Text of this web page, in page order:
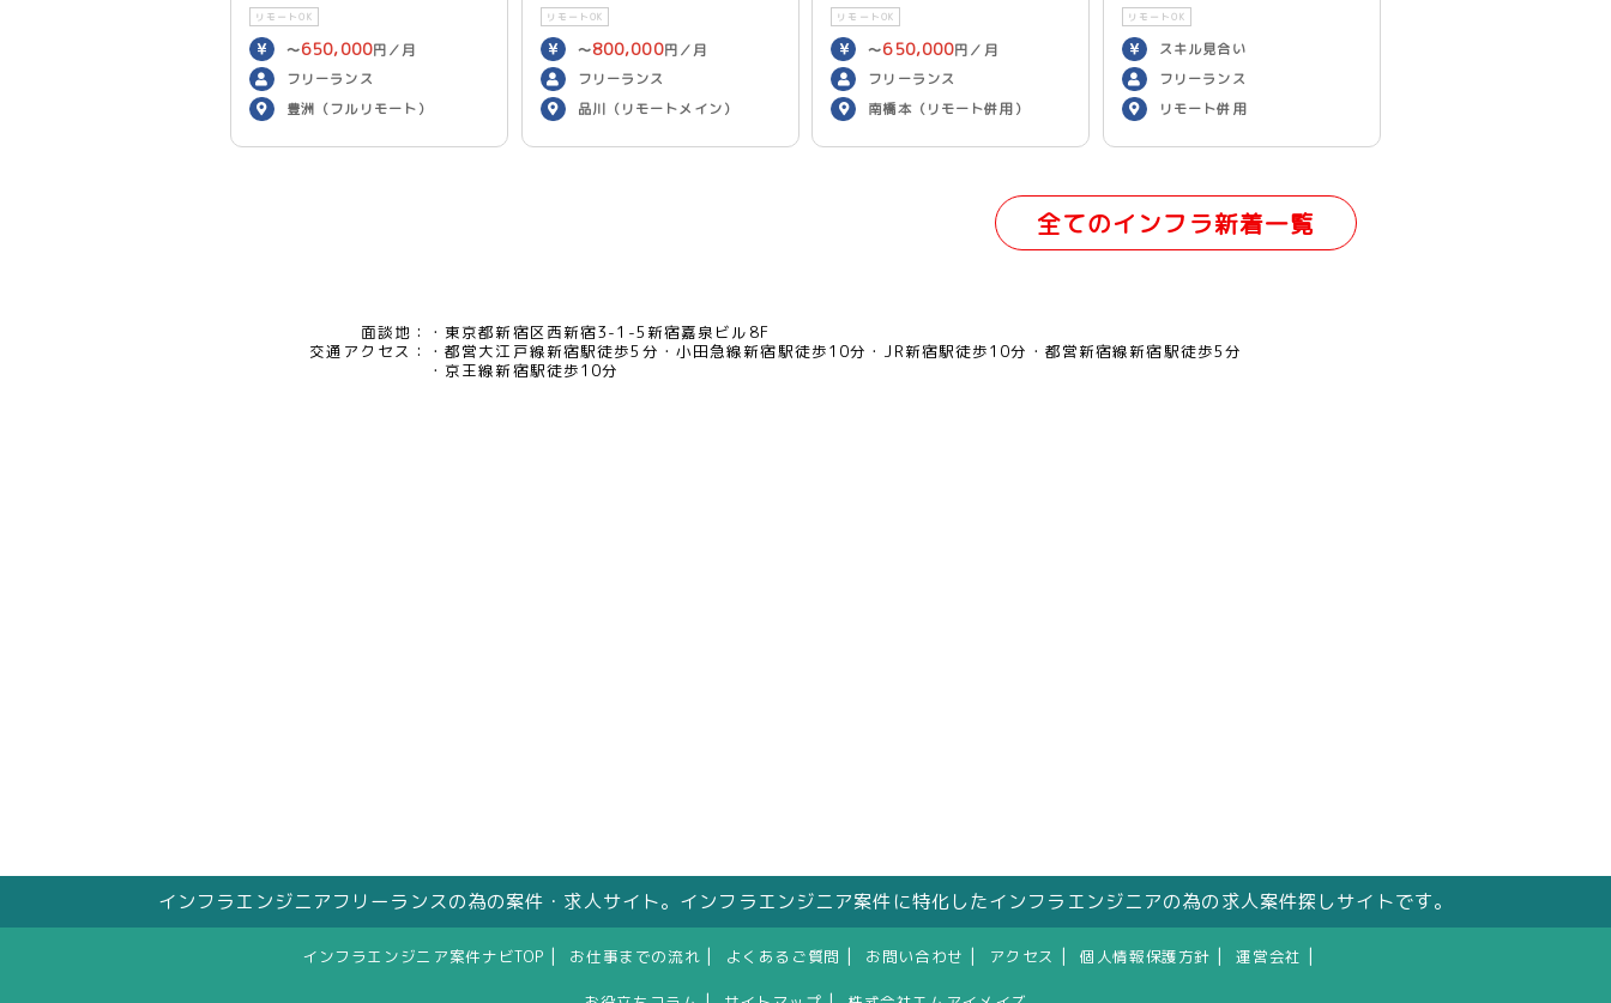
リモートOK
〜650,000円／月
フリーランス
豊洲（フルリモート）
リモートOK
〜800,000円／月
フリーランス
品川（リモートメイン）
リモートOK
〜650,000円／月
フリーランス
南橋本（リモート併用）
リモートOK
スキル見合い
フリーランス
リモート併用
全てのインフラ新着一覧
面談地：
東京都新宿区西新宿3-1-5新宿嘉泉ビル8F
交通アクセス：
都営大江戸線新宿駅徒歩5分 小田急線新宿駅徒歩10分 JR新宿駅徒歩10分
都営新宿線新宿駅徒歩5分
京王線新宿駅徒歩10分
インフラエンジニアフリーランスの為の案件・求人サイト。インフラエンジニア案件に特化したインフラエンジニアの為の求人案件探しサイトです。
インフラエンジニア案件ナビTOP お仕事までの流れ よくあるご質問 お問い合わせ アクセス 個人情報保護方針 運営会社